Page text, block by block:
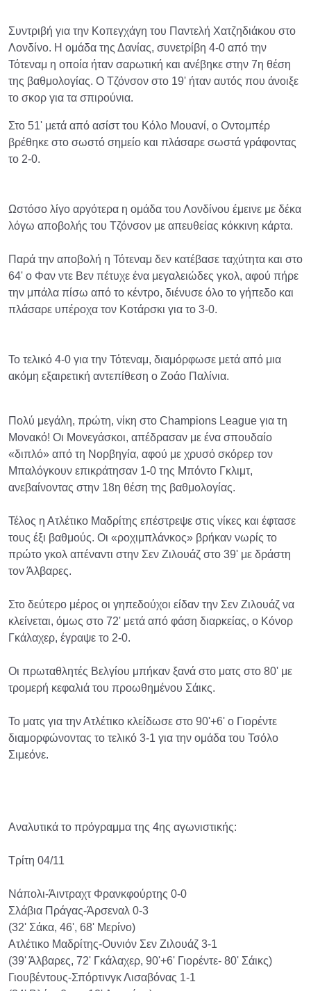
Συντριβή για την Κοπεγχάγη του Παντελή Χατζηδιάκου στο
Λονδίνο. Η ομάδα της Δανίας, συνετρίβη 4-0 από την
Τότεναμ η οποία ήταν σαρωτική και ανέβηκε στην 7η θέση
της βαθμολογίας. Ο Τζόνσον στο 19' ήταν αυτός που άνοιξε
το σκορ για τα σπιρούνια.
Στο 51' μετά από ασίστ του Κόλο Μουανί, ο Οντομπέρ
βρέθηκε στο σωστό σημείο και πλάσαρε σωστά γράφοντας
το 2-0.
Ωστόσο λίγο αργότερα η ομάδα του Λονδίνου έμεινε με δέκα
λόγω αποβολής του Τζόνσον με απευθείας κόκκινη κάρτα.
Παρά την αποβολή η Τότεναμ δεν κατέβασε ταχύτητα και στο
64' ο Φαν ντε Βεν πέτυχε ένα μεγαλειώδες γκολ, αφού πήρε
την μπάλα πίσω από το κέντρο, διένυσε όλο το γήπεδο και
πλάσαρε υπέροχα τον Κοτάρσκι για το 3-0.
Το τελικό 4-0 για την Τότεναμ, διαμόρφωσε μετά από μια
ακόμη εξαιρετική αντεπίθεση ο Ζοάο Παλίνια.
Πολύ μεγάλη, πρώτη, νίκη στο Champions League για τη
Μονακό! Οι Μονεγάσκοι, απέδρασαν με ένα σπουδαίο
«διπλό» από τη Νορβηγία, αφού με χρυσό σκόρερ τον
Μπαλόγκουν επικράτησαν 1-0 της Μπόντο Γκλιμτ,
ανεβαίνοντας στην 18η θέση της βαθμολογίας.
Τέλος η Ατλέτικο Μαδρίτης επέστρεψε στις νίκες και έφτασε
τους έξι βαθμούς. Οι «ροχιμπλάνκος» βρήκαν νωρίς το
πρώτο γκολ απέναντι στην Σεν Ζιλουάζ στο 39' με δράστη
τον Άλβαρες.
Στο δεύτερο μέρος οι γηπεδούχοι είδαν την Σεν Ζιλουάζ να
κλείνεται, όμως στο 72' μετά από φάση διαρκείας, ο Κόνορ
Γκάλαχερ, έγραψε το 2-0.
Οι πρωταθλητές Βελγίου μπήκαν ξανά στο ματς στο 80' με
τρομερή κεφαλιά του προωθημένου Σάικς.
Το ματς για την Ατλέτικο κλείδωσε στο 90'+6' ο Γιορέντε
διαμορφώνοντας το τελικό 3-1 για την ομάδα του Τσόλο
Σιμεόνε.
Αναλυτικά το πρόγραμμα της 4ης αγωνιστικής:
Τρίτη 04/11
Νάπολι-Άιντραχτ Φρανκφούρτης 0-0
Σλάβια Πράγας-Άρσεναλ 0-3
(32' Σάκα, 46', 68' Μερίνο)
Ατλέτικο Μαδρίτης-Ουνιόν Σεν Ζιλουάζ 3-1
(39' Άλβαρες, 72' Γκάλαχερ, 90'+6' Γιορέντε- 80' Σάικς)
Γιουβέντους-Σπόρτινγκ Λισαβόνας 1-1